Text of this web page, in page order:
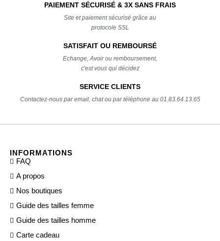
PAIEMENT SÉCURISÉ & 3X SANS FRAIS
Site et paiement sécurisé grâce au
protocole SSL
SATISFAIT OU REMBOURSÉ
Echange, Avoir ou remboursement,
c'est vous qui décidez
SERVICE CLIENTS
Contactez-nous par email, chat ou par téléphone au 01.83.64.13.65
INFORMATIONS
FAQ
A propos
Nos boutiques
Guide des tailles femme
Guide des tailles homme
Carte cadeau